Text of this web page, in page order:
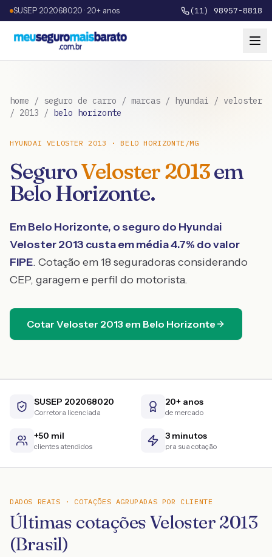
SUSEP 202068020 · 20+ anos (11) 98957-8818
home / seguro de carro / marcas / hyundai / veloster
/ 2013 / belo horizonte
HYUNDAI VELOSTER 2013 ·BELO HORIZONTE /MG
SeguroVeloster2013em
Belo Horizonte.
EmBelo Horizonte, o seguro do Hyundai
Veloster2013 custa em média4.7% do valor
FIPE. Cotação em 18 seguradoras considerando
CEP, garagem e perfil do motorista.
Cotar Veloster 2013 em Belo Horizonte
SUSEP 202068020
Corretora licenciada
20+ anos
de mercado
+50 mil
clientes atendidos
3 minutos
pra sua cotação
DADOS REAIS · COTAÇÕES AGRUPADAS POR CLIENTE
Últimas cotações Veloster 2013
(Brasil)